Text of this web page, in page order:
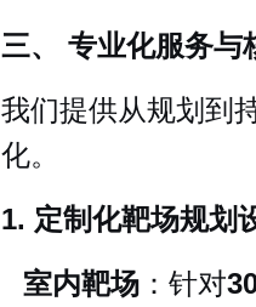
三、 专业化服务与
我们提供从规划到
化。
1. 定制化靶场规划
室内靶场 ：针对